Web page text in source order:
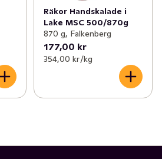
Räkor Handskalade i
Lake MSC 500/870g
870 g, Falkenberg
177,00 kr
354,00 kr /kg